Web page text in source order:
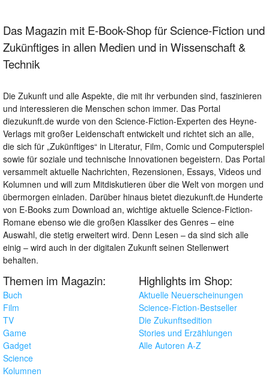
Das Magazin mit E-Book-Shop für Science-Fiction und
Zukünftiges in allen Medien und in Wissenschaft &
Technik
Die Zukunft und alle Aspekte, die mit ihr verbunden sind, faszinieren
und interessieren die Menschen schon immer. Das Portal
diezukunft.de wurde von den Science-Fiction-Experten des Heyne-
Verlags mit großer Leidenschaft entwickelt und richtet sich an alle,
die sich für „Zukünftiges“ in Literatur, Film, Comic und Computerspiel
sowie für soziale und technische Innovationen begeistern. Das Portal
versammelt aktuelle Nachrichten, Rezensionen, Essays, Videos und
Kolumnen und will zum Mitdiskutieren über die Welt von morgen und
übermorgen einladen. Darüber hinaus bietet diezukunft.de Hunderte
von E-Books zum Download an, wichtige aktuelle Science-Fiction-
Romane ebenso wie die großen Klassiker des Genres – eine
Auswahl, die stetig erweitert wird. Denn Lesen – da sind sich alle
einig – wird auch in der digitalen Zukunft seinen Stellenwert
behalten.
Themen im Magazin:
Buch
Film
TV
Game
Gadget
Science
Kolumnen
Highlights im Shop:
Aktuelle Neuerscheinungen
Science-Fiction-Bestseller
Die Zukunftsedition
Stories und Erzählungen
Alle Autoren A-Z